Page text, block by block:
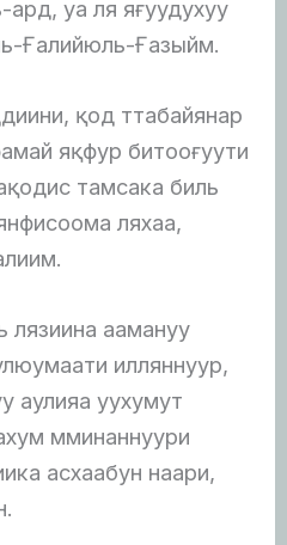
ард, уа ля яғуудухуу
Ғалийюль-Ғазыйм.
қод ттабайянар
яқфур битооғуути
тамсака биль
ляхаа,
лязиина аамануу
илляннуур,
аулияа уухумут
мминаннуури
асхаабун наари,